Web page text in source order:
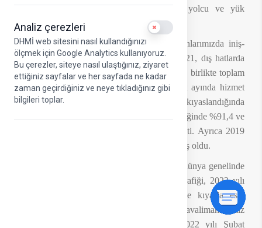
Analiz çerezleri Use setting
DHMİ web sitesini nasıl kullandığınızı
ölçmek için Google Analytics kullanıyoruz.
Bu çerezler, siteye nasıl ulaştığınız, ziyaret
ettiğiniz sayfalar ve her sayfada ne kadar
zaman geçirdiğiniz ve neye tıkladığınız gibi
bilgileri toplar.
yılının Şubat ayına ait hava yolu uçak, yolcu ve yük
istatistiklerini açıkladı.
Buna göre, çevre ve yolcu dostu havalimanlarımızda iniş-
kalkış yapan uçak sayısının iç hatlarda 51.021, dış hatlarda
32.401’e ulaştığı şubat ayında üst geçişler ile birlikte toplam
105.990uçak trafiğioldu. 2022 yılı Şubat ayında hizmet
verilen uçak trafiği 2021 yılının aynı ayı ile kıyaslandığında
iç hat uçak trafiğinde %11,7, dış hat uçak trafiğinde %91,4 ve
toplam uçak trafiğinde %41,3 artış gerçekleşti. Ayrıca 2019
yılı Şubat ayı uçak trafiğinin %81’ine ulaşılmış oldu.
Koronavirüs (COVID-19) salgını sürecinde dünya genelinde
ve ülkemizde büyük ölçüde azalan yolcu trafiği, 2022 yılı
Şubat ayında, 2019 yılının aynı dönemine kıyasla eski
seviyesine oldukça yaklaştı. Böylece havalimanlarımız
toplam yolcu trafiği gerçekleşmelerinde 2022 yılı Şubat